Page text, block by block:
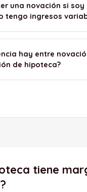
una novación si soy
tengo ingresos
hay entre
de hipoteca?
tiene